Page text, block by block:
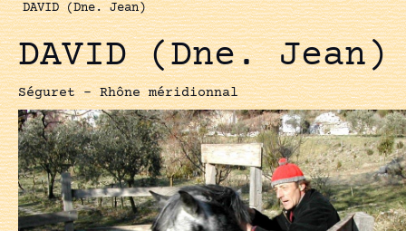
DAVID (Dne. Jean)
DAVID (Dne. Jean)
Séguret - Rhône méridionnal